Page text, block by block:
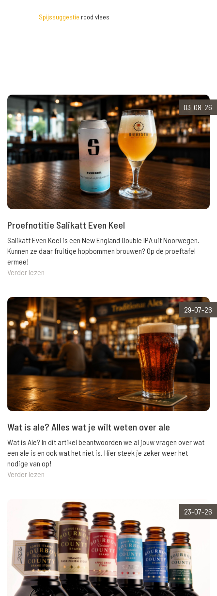
Spijssuggestie rood vlees
03-08-26
Proefnotitie Salikatt Even Keel
Salikatt Even Keel is een New England Double IPA uit Noorwegen.
Kunnen ze daar fruitige hopbommen brouwen? Op de proeftafel
ermee!
Verder lezen
29-07-26
Wat is ale? Alles wat je wilt weten over ale
Wat is Ale? In dit artikel beantwoorden we al jouw vragen over wat
een ale is en ook wat het niet is. Hier steek je zeker weer het
nodige van op!
Verder lezen
23-07-26